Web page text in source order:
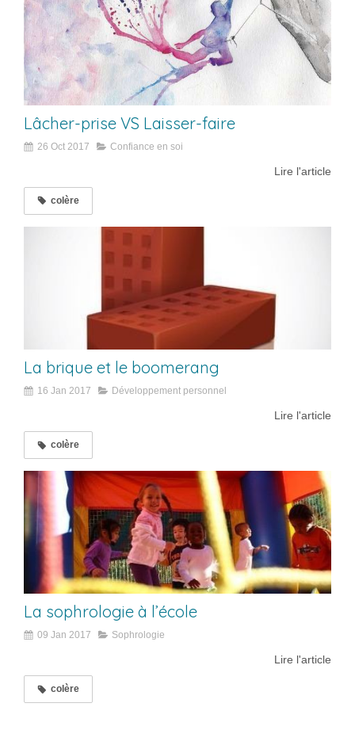
Lâcher-prise VS Laisser-faire
26 Oct 2017 Confiance en soi
Lire l'article
colère
La brique et le boomerang
16 Jan 2017 Développement personnel
Lire l'article
colère
La sophrologie à l’école
09 Jan 2017 Sophrologie
Lire l'article
colère